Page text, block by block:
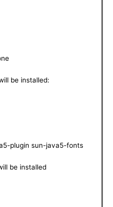
be installed:
plugin sun-java5-fonts
be installed